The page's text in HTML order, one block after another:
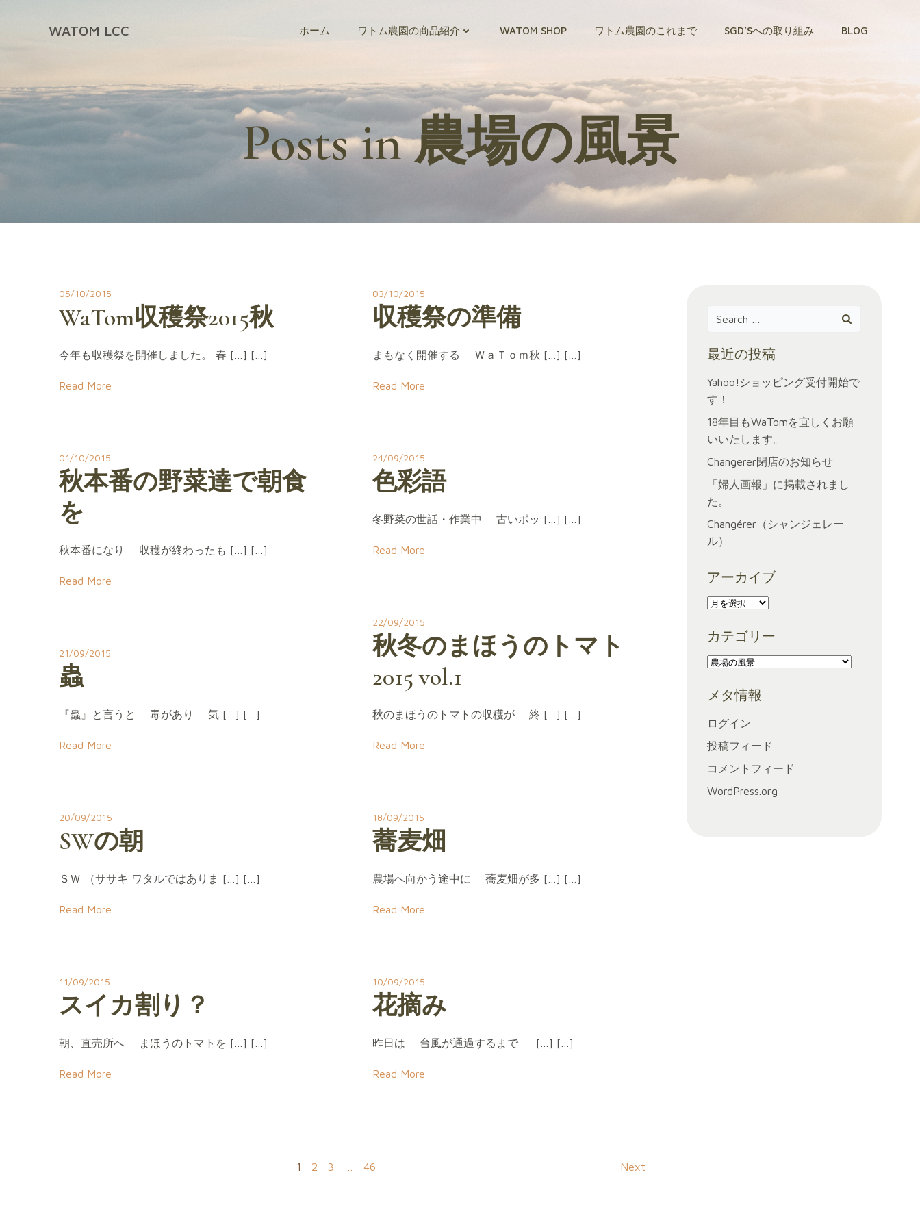
へ
ス
WATOM LCC ホーム ワトム農園の商品紹介 WATOM SHOP ワトム農園のこれまで SGD’Sへの取り組み BLOG
Posts in 農場の風景
05/10/2015
WaTom収穫祭2015秋
今年も収穫祭を開催しました。 春 […] […]
Read More
03/10/2015
収穫祭の準備
まもなく開催する ＷａＴｏｍ秋 […] […]
Read More
01/10/2015
秋本番の野菜達で朝食
を
秋本番になり 収穫が終わったも […] […]
Read More
24/09/2015
色彩語
冬野菜の世話・作業中 古いポッ […] […]
Read More
22/09/2015
秋冬のまほうのトマト
2015 vol.1
秋のまほうのトマトの収穫が 終 […] […]
Read More
21/09/2015
蟲
『蟲』と言うと 毒があり 気 […] […]
Read More
20/09/2015
SWの朝
ＳＷ （ササキ ワタルではありま […] […]
Read More
18/09/2015
蕎麦畑
農場へ向かう途中に 蕎麦畑が多 […] […]
Read More
11/09/2015
スイカ割り？
朝、直売所へ まほうのトマトを […] […]
Read More
10/09/2015
花摘み
昨日は 台風が通過するまで […] […]
Read More
Page
1 Page
2 Page
3 Page
46
Posts
Next
Search
最近の投稿
Yahoo!ショッピング受付開始で
す！
18年目もWaTomを宜しくお願
いいたします。
Changerer閉店のお知らせ
「婦人画報」に掲載されまし
た。
Changérer（シャンジェレー
ル）
アーカイブ
ア
カ
イ
ブ
カテゴリー
カ
ゴ
ー
メタ情報
ログイン
投稿フィード
コメントフィード
WordPress.org